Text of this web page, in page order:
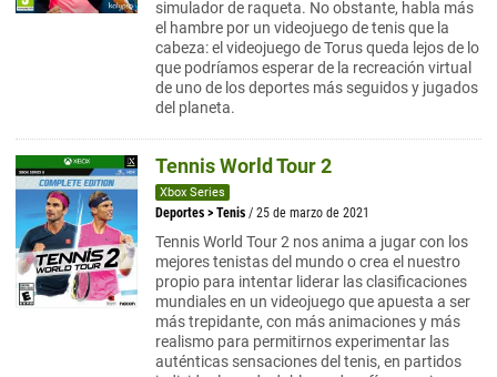
simulador de raqueta. No obstante, habla más
el hambre por un videojuego de tenis que la
cabeza: el videojuego de Torus queda lejos de lo
que podríamos esperar de la recreación virtual
de uno de los deportes más seguidos y jugados
del planeta.
Tennis World Tour 2
Xbox Series
Deportes > Tenis / 25 de marzo de 2021
Tennis World Tour 2 nos anima a jugar con los
mejores tenistas del mundo o crea el nuestro
propio para intentar liderar las clasificaciones
mundiales en un videojuego que apuesta a ser
más trepidante, con más animaciones y más
realismo para permitirnos experimentar las
auténticas sensaciones del tenis, en partidos